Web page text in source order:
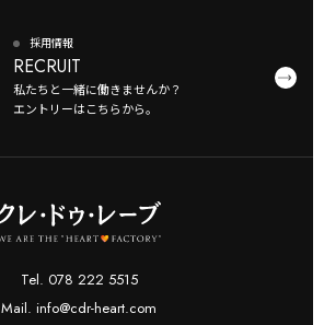
採用情報
RECRUIT
私たちと一緒に働きませんか？
エントリーはこちらから。
Tel. 078 222 5515
Mail. info@cdr-heart.com